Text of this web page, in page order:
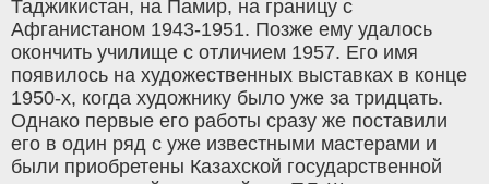
Таджикистан, на Памир, на границу с
Афганистаном 1943-1951. Позже ему удалось
окончить училище с отличием 1957. Его имя
появилось на художественных выставках в конце
1950-х, когда художнику было уже за тридцать.
Однако первые его работы сразу же поставили
его в один ряд с уже известными мастерами и
были приобретены Казахской государственной